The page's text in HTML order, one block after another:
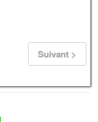
Suivant >